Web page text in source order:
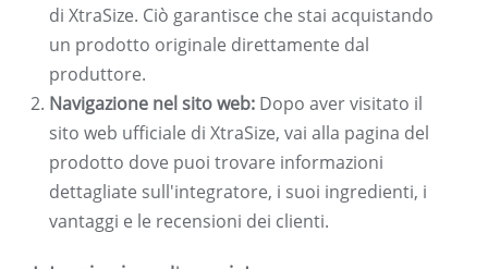
di XtraSize. Ciò garantisce che stai acquistando
un prodotto originale direttamente dal
produttore.
Navigazione nel sito web: Dopo aver visitato il
sito web ufficiale di XtraSize, vai alla pagina del
prodotto dove puoi trovare informazioni
dettagliate sull'integratore, i suoi ingredienti, i
vantaggi e le recensioni dei clienti.